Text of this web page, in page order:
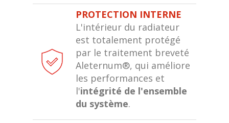
PROTECTION INTERNE
L'intérieur du radiateur
est totalement protégé
par le traitement breveté
Aleternum®, qui améliore
les performances et
l'intégrité de l'ensemble
du système.